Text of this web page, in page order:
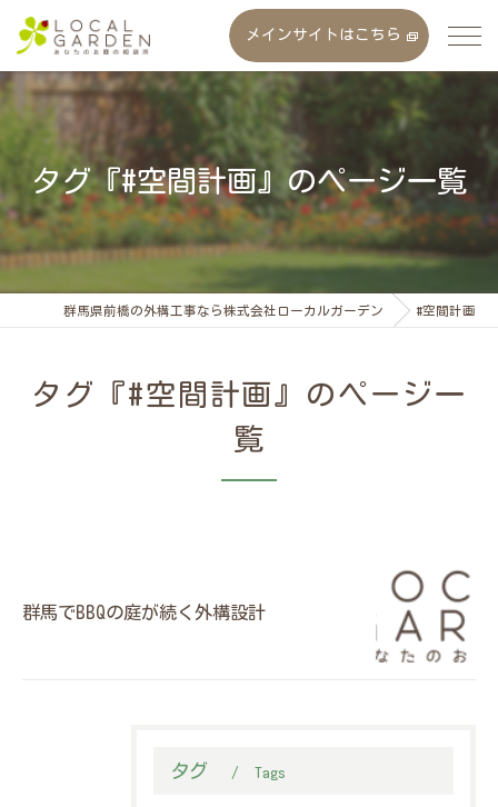
メインサイトはこちら
タグ『#空間計画』のページ一覧
群馬県前橋の外構工事なら株式会社ローカルガーデン #空間計画
タグ『#空間計画』のページ一
覧
群馬でBBQの庭が続く外構設計
タグ Tags